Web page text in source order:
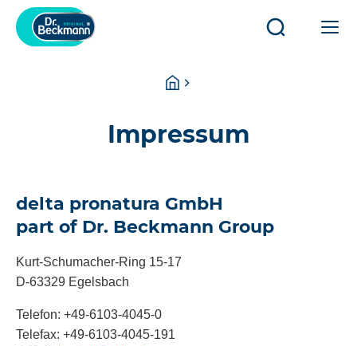
Öppna/stäng
Homepage
Impressum
delta pronatura GmbH
part of Dr. Beckmann Group
Kurt-Schumacher-Ring 15-17
D-63329 Egelsbach
Telefon: +49-6103-4045-0
Telefax: +49-6103-4045-191